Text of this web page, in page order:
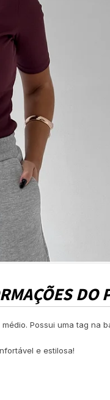
DO
Possui uma tag
e estilosa!